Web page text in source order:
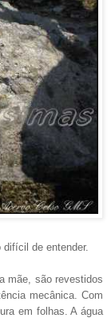
de entender.
mãe, são revestidos
mecânica. Com
em folhas. A água